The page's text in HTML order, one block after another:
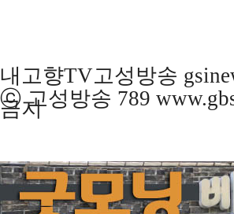
내고향TV고성방송
ⓒ 고성방송 789
금지